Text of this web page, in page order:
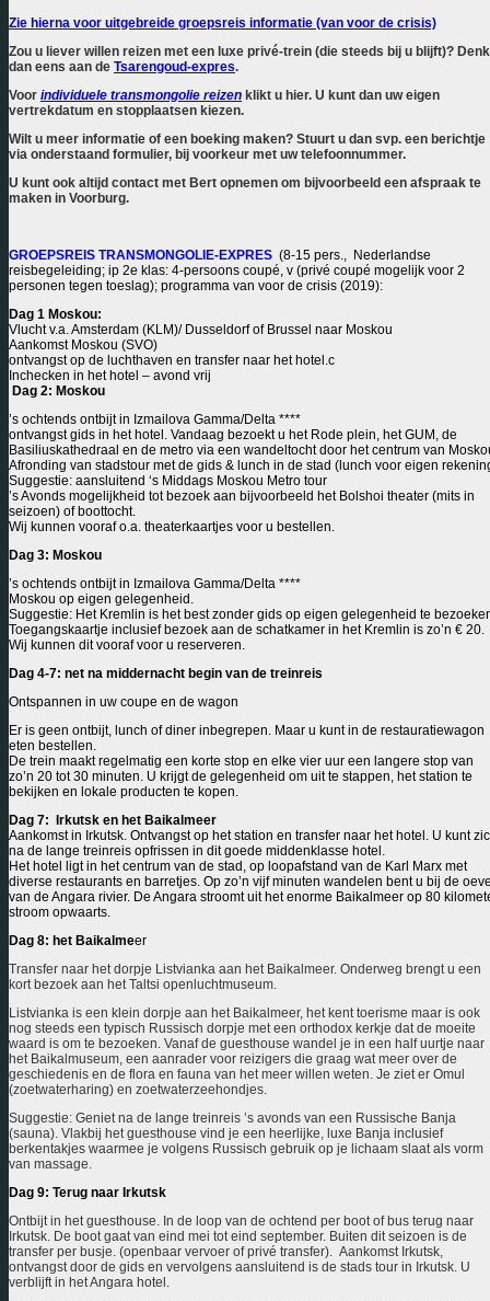
Zie hierna voor uitgebreide groepsreis informatie (van voor de crisis)
Zou u liever willen reizen met een luxe privé-trein (die steeds bij u blijft)? Denk
dan eens aan de Tsarengoud-expres.
Voor individuele transmongolie reizen klikt u hier. U kunt dan uw eigen
vertrekdatum en stopplaatsen kiezen.
Wilt u meer informatie of een boeking maken? Stuurt u dan svp. een berichtje
via onderstaand formulier, bij voorkeur met uw telefoonnummer.
U kunt ook altijd contact met Bert opnemen om bijvoorbeeld een afspraak te
maken in Voorburg.
GROEPSREIS TRANSMONGOLIE-EXPRES (8-15 pers., Nederlandse
reisbegeleiding; ip 2e klas: 4-persoons coupé, v (privé coupé mogelijk voor 2
personen tegen toeslag); programma van voor de crisis (2019):
Dag 1 Moskou:
Vlucht v.a. Amsterdam (KLM)/ Dusseldorf of Brussel naar Moskou
Aankomst Moskou (SVO)
ontvangst op de luchthaven en transfer naar het hotel.c
Inchecken in het hotel – avond vrij
Dag 2: Moskou
’s ochtends ontbijt in Izmailova Gamma/Delta ****
ontvangst gids in het hotel. Vandaag bezoekt u het Rode plein, het GUM, de
Basiliuskathedraal en de metro via een wandeltocht door het centrum van
Afronding van stadstour met de gids & lunch in de stad (lunch voor eigen
Suggestie: aansluitend ‘s Middags Moskou Metro tour
’s Avonds mogelijkheid tot bezoek aan bijvoorbeeld het Bolshoi theater (mits in
seizoen) of boottocht.
Wij kunnen vooraf o.a. theaterkaartjes voor u bestellen.
Dag 3: Moskou
’s ochtends ontbijt in Izmailova Gamma/Delta ****
Moskou op eigen gelegenheid.
Suggestie: Het Kremlin is het best zonder gids op eigen gelegenheid te
Toegangskaartje inclusief bezoek aan de schatkamer in het Kremlin is zo’n € 20.
Wij kunnen dit vooraf voor u reserveren.
Dag 4-7: net na middernacht begin van de treinreis
Ontspannen in uw coupe en de wagon
Er is geen ontbijt, lunch of diner inbegrepen. Maar u kunt in de restauratiewagon
eten bestellen.
De trein maakt regelmatig een korte stop en elke vier uur een langere stop van
zo’n 20 tot 30 minuten. U krijgt de gelegenheid om uit te stappen, het station te
bekijken en lokale producten te kopen.
Dag 7: Irkutsk en het Baikalmeer
Aankomst in Irkutsk. Ontvangst op het station en transfer naar het hotel. U kunt
na de lange treinreis opfrissen in dit goede middenklasse hotel.
Het hotel ligt in het centrum van de stad, op loopafstand van de Karl Marx met
diverse restaurants en barretjes. Op zo’n vijf minuten wandelen bent u bij de
van de Angara rivier. De Angara stroomt uit het enorme Baikalmeer op 80
stroom opwaarts.
Dag 8: het Baikalmeer
Transfer naar het dorpje Listvianka aan het Baikalmeer. Onderweg brengt u een
kort bezoek aan het Taltsi openluchtmuseum.
Listvianka is een klein dorpje aan het Baikalmeer, het kent toerisme maar is ook
nog steeds een typisch Russisch dorpje met een orthodox kerkje dat de moeite
waard is om te bezoeken. Vanaf de guesthouse wandel je in een half uurtje naar
het Baikalmuseum, een aanrader voor reizigers die graag wat meer over de
geschiedenis en de flora en fauna van het meer willen weten. Je ziet er Omul
(zoetwaterharing) en zoetwaterzeehondjes.
Suggestie: Geniet na de lange treinreis ’s avonds van een Russische Banja
(sauna). Vlakbij het guesthouse vind je een heerlijke, luxe Banja inclusief
berkentakjes waarmee je volgens Russisch gebruik op je lichaam slaat als vorm
van massage.
Dag 9: Terug naar Irkutsk
Ontbijt in het guesthouse. In de loop van de ochtend per boot of bus terug naar
Irkutsk. De boot gaat van eind mei tot eind september. Buiten dit seizoen is de
transfer per busje. (openbaar vervoer of privé transfer). Aankomst Irkutsk,
ontvangst door de gids en vervolgens aansluitend is de stads tour in Irkutsk. U
verblijft in het Angara hotel.